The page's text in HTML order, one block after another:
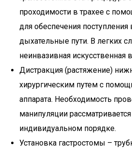
проходимости в трахее с
для обеспечения поступления
дыхательные пути. В легких
неинвазивная искусственная
Дистракция (растяжение)
хирургическим путем с
аппарата. Необходимость
манипуляции
индивидуальном порядке.
Установка гастростомы –